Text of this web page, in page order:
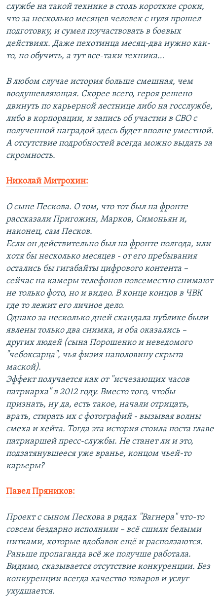
службе на такой технике в столь короткие сроки,
что за несколько месяцев человек с нуля прошел
подготовку, и сумел поучаствовать в боевых
действиях. Даже пехотинца месяц-два нужно как-
то, но обучить, а тут все-таки техника…
В любом случае история больше смешная, чем
воодушевляющая. Скорее всего, героя решено
двинуть по карьерной лестнице либо на госслужбе,
либо в корпорации, и запись об участии в СВО с
полученной наградой здесь будет вполне уместной.
А отсутствие подробностей всегда можно выдать за
скромность.
Николай Митрохин:
О сыне Пескова. О том, что тот был на фронте
рассказали Пригожин, Марков, Симоньян и,
наконец, сам Песков.
Если он действительно был на фронте полгода, или
хотя бы несколько месяцев - от его пребывания
остались бы гигабайты цифрового контента –
сейчас на камеры телефонов повсеместно снимают
не только фото, но и видео. В конце концов в ЧВК
где то лежит его личное дело.
Однако за несколько дней скандала публике были
явлены только два снимка, и оба оказались –
других людей (сына Порошенко и неведомого
"чебоксарца", чья физия наполовину скрыта
маской).
Эффект получается как от "исчезающих часов
патриарха" в 2012 году. Вместо того, чтобы
признать, ну да, есть такое, начали отрицать,
врать, стирать их с фотографий - вызывая волны
смеха и хейта. Тогда эта история стоила поста главе
патриаршей пресс-службы. Не станет ли и это,
подзатянувшееся уже вранье, концом чьей-то
карьеры?
Павел Пряников:
Проект с сыном Пескова в рядах "Вагнера" что-то
совсем бездарно исполнили – всё сшили белыми
нитками, которые вдобавок ещё и расползаются.
Раньше пропаганда всё же получше работала.
Видимо, сказывается отсутствие конкуренции. Без
конкуренции всегда качество товаров и услуг
ухудшается.